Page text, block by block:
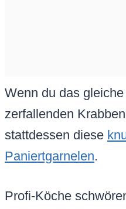
Wenn du das
zerfallenden
stattdessen diese
Paniertgarnelen.
Profi-Köche